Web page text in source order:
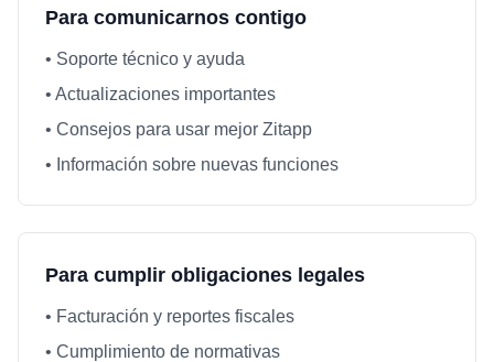
Para comunicarnos contigo
• Soporte técnico y ayuda
• Actualizaciones importantes
• Consejos para usar mejor Zitapp
• Información sobre nuevas funciones
Para cumplir obligaciones legales
• Facturación y reportes fiscales
• Cumplimiento de normativas